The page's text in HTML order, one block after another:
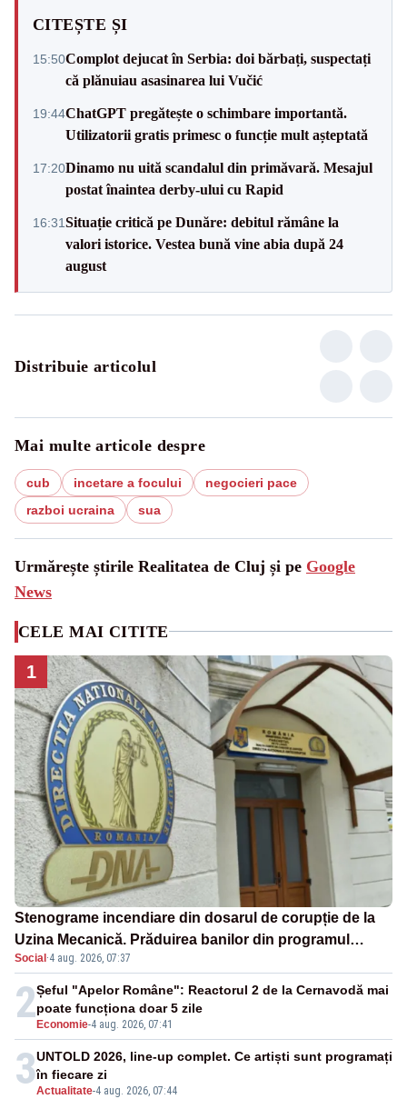
CITEȘTE ȘI
15:50Complot dejucat în Serbia: doi bărbați, suspectați
că plănuiau asasinarea lui Vučić
19:44ChatGPT pregătește o schimbare importantă.
Utilizatorii gratis primesc o funcție mult așteptată
17:20Dinamo nu uită scandalul din primăvară. Mesajul
postat înaintea derby-ului cu Rapid
16:31Situație critică pe Dunăre: debitul rămâne la
valori istorice. Vestea bună vine abia după 24
august
Distribuie articolul
Mai multe articole despre
cub incetare a focului
negocieri pace
razboi ucraina
sua
Urmărește știrile Realitatea de Cluj și pe Google
News
CELE MAI CITITE
1
Stenograme incendiare din dosarul de corupție de la
Uzina Mecanică. Prăduirea banilor din programul
SAFE, interceptată de DNA
Social ·4 aug. 2026, 07:37
2 Economie-4 aug. 2026, 07:41
Șeful "Apelor Române": Reactorul 2 de la Cernavodă mai
poate funcționa doar 5 zile
3Actualitate-4 aug. 2026, 07:44
UNTOLD 2026, line-up complet. Ce artiști sunt programați
în fiecare zi